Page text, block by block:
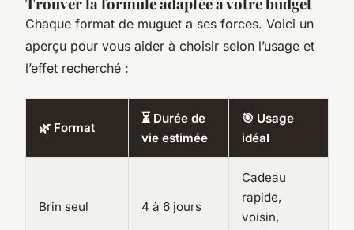
Chaque format de muguet a ses forces. Voici un
aperçu pour vous aider à choisir selon l’usage et
l’effet recherché :
🌿 Format
⏳ Durée de
vie estimée
🎯 Usage
idéal
Brin seul 4 à 6 jours
Cadeau
rapide,
voisin,